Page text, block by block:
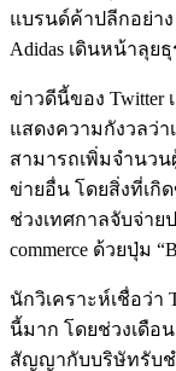
แบรนด์ค้าปลีกอย่า
Adidas เดินหน้าลุย
ข่าวดีนี้ของ Twitter
แสดงความกังวลว่
สามารถเพิ่มจำนวน
ข่ายอื่น โดยสิ่งที่เกิ
ช่วงเทศกาลจับจ่าย
commerce ด้วยปุ่ม
นักวิเคราะห์เชื่อว่า
นี้มาก โดยช่วงเดือ
สัญญากับบริษัทรับชำ